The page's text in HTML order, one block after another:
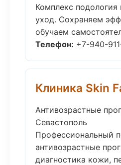
Комплекс
уход. Сохраняем
обучаем
Телефон: +7-940-
Клиника Skin
Антивозрастные
Севастополь
Профессиональный
антивозрастные
диагностика кожи,